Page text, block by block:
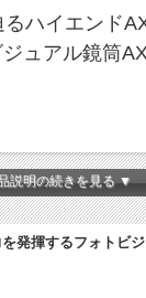
ハイエンド
ュアル鏡筒
注文後納期のご連絡を
説明の続きを見る ▼
発揮するフォトビ